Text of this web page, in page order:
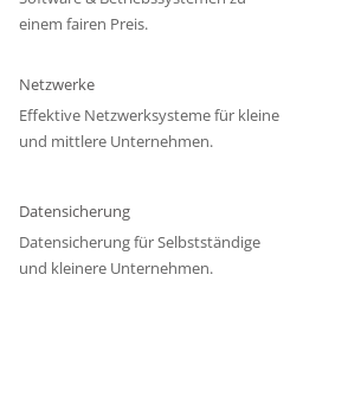
einem fairen Preis.
Netzwerke
Effektive Netzwerksysteme für kleine
und mittlere Unternehmen.
Datensicherung
Datensicherung für Selbstständige
und kleinere Unternehmen.